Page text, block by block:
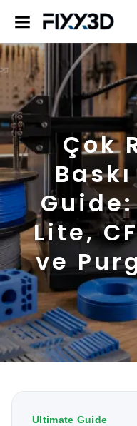
Çok
Guide:
Lite,
ve
Ultimate Guide